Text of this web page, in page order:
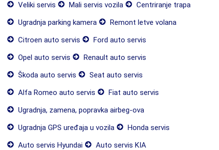
Veliki servis
Mali servis vozila
Centriranje trapa
Ugradnja parking kamera
Remont letve volana
Citroen auto servis
Ford auto servis
Opel auto servis
Renault auto servis
Škoda auto servis
Seat auto servis
Alfa Romeo auto servis
Fiat auto servis
Ugradnja, zamena, popravka airbeg-ova
Ugradnja GPS uređaja u vozila
Honda servis
Auto servis Hyundai
Auto servis KIA